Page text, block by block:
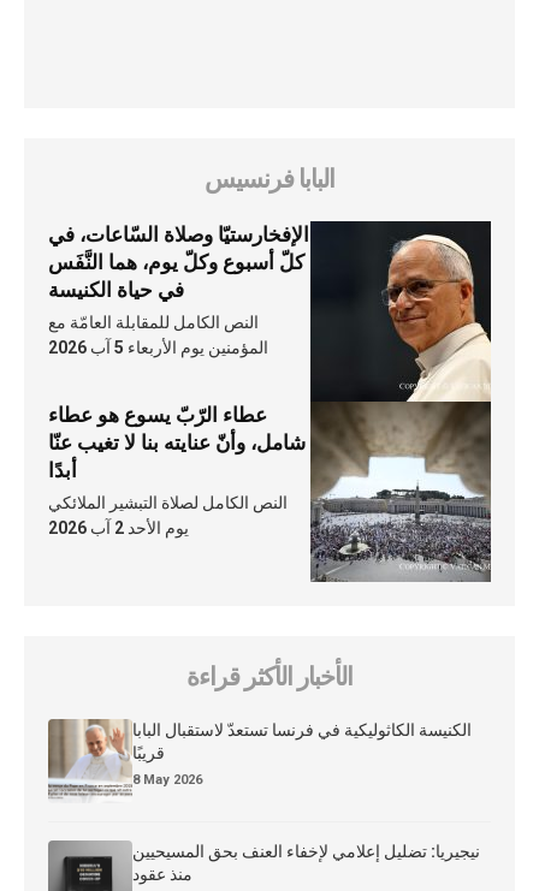
البابا فرنسيس
الإفخارستيّا وصلاة السّاعات، في
كلّ أسبوع وكلّ يوم، هما النَّفَس
في حياة الكنيسة
النص الكامل للمقابلة العامّة مع
المؤمنين يوم الأربعاء 5 آب 2026
عطاء الرّبّ يسوع هو عطاء
شامل، وأنّ عنايته بنا لا تغيب عنّا
أبدًا
النص الكامل لصلاة التبشير الملائكي
يوم الأحد 2 آب 2026
الأخبار الأكثر قراءة
الكنيسة الكاثوليكية في فرنسا تستعدّ لاستقبال البابا
قريبًا
8 May 2026
نيجيريا: تضليل إعلامي لإخفاء العنف بحق المسيحيين
منذ عقود